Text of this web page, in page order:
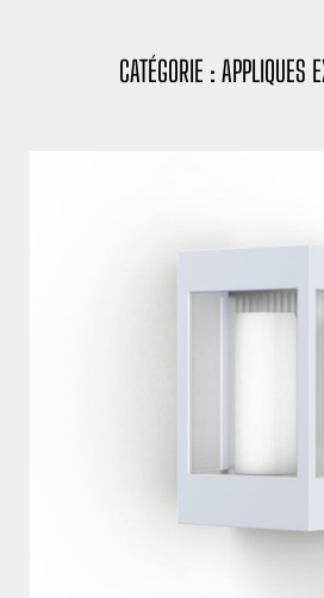
CATÉGORIE : APPLIQUES